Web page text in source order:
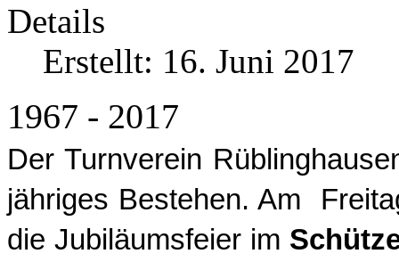
Details
Erstellt: 16. Juni 2017
1967 - 2017
Der Turnverein
jähriges Bestehen. Am
die Jubiläumsfeier im